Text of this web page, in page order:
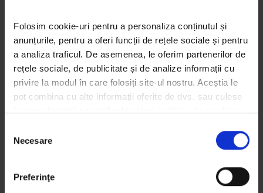
Folosim cookie-uri pentru a personaliza conținutul și
anunțurile, pentru a oferi funcții de rețele sociale și pentru
a analiza traficul. De asemenea, le oferim partenerilor de
rețele sociale, de publicitate și de analize informații cu
privire la modul în care folosiți site-ul nostru. Aceștia le
pot combina cu alte informații oferite de dvs. sau culese
în urma folosirii serviciilor lor. Vezi politica de cookies
consimțământului
Necesare
Preferinţe
Trash Art de la Universitatea de Arte din Iași și
semnificația lor
iunie 23, 2026
Let’s Do It, Romania! lansează înscrierile pentru Ziua
de Curățenie Națională, care are loc pe 19
septembrie, simultan în 190 de țări
Arta eco prin ochii studenților: 3 proiecte speciale
Trash Art de la Universitatea de Arte din Iași și
semnificația lor